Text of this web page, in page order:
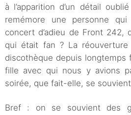
à l’apparition d’un détail
remémore une personne
concert d’adieu de Front 242,
qui était fan ? La réouverture
discothèque depuis longtemps
fille avec qui nous y avions
soirée, que fait-elle, se
Bref : on se souvient des